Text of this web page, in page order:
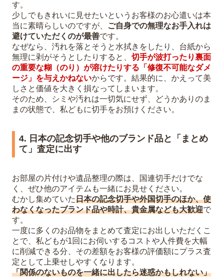
す。
少しでもきれいに見せたいというお客様のお心遣いは本
当に素晴らしいのですが、
ご自身での無理なお手入れは
避けていただくのが最善です。
なぜなら、汚れを落とそうと水拭きをしたり、台紙から
無理に剥がそうとしたりすると、 切手が波打ったり裏面
の重要な糊（のり）が溶けたりする「修復不可能なダメ
ージ」を与えかねないからです。結果的に、かえって美
しさと価値を大きく損なってしまいます。
そのため、シミや汚れは一切気にせず、どうかありのま
まの状態で、私どもに切手をお預けください。
4. 日本の記念切手や他のブランド品と「まとめ
て」査定に出す
お部屋の片付けや遺品整理の際は、国連切手だけでな
く、ぜひ他のアイテムも一緒にお見せください。
むかし集めていた日本の記念切手や外国切手のほか、使
わなくなったブランド品や時計、貴金属なども大歓迎で
す。
一度に多くのお品物をまとめて査定にお出しいただくこ
とで、私どもが1回にお伺いするコストや人件費を大幅
に削減できる分、その差額をお客様の評価額にプラス査
定として上乗せしやすくなります。
「関係のないものを一緒に出したら迷惑かもしれない」